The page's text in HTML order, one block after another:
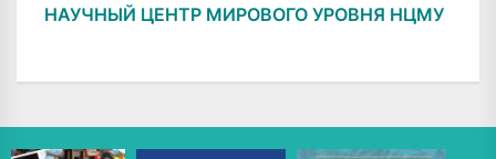
НАУЧНЫЙ ЦЕНТР МИРОВОГО УРОВНЯ НЦМУ